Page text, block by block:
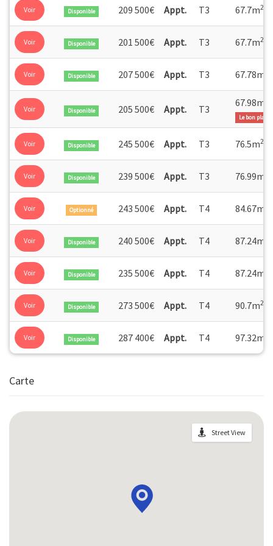
Voir Disponible 209 500€ Appt. T3 67.7m2
Voir Disponible 201 500€ Appt. T3 67.7m2
Voir Disponible 207 500€ Appt. T3 67.78m
Voir Disponible 205 500€ Appt. T3
67.98m
Le bon plan
Voir Disponible 245 500€ Appt. T3 76.5m2
Voir Disponible 239 500€ Appt. T3 76.99m
Voir Optionné 243 500€ Appt. T4 84.67m
Voir Disponible 240 500€ Appt. T4 87.24m
Voir Disponible 235 500€ Appt. T4 87.24m
Voir Disponible 273 500€ Appt. T4 90.7m2
Voir Disponible 287 400€ Appt. T4 97.32m
Carte
Street View